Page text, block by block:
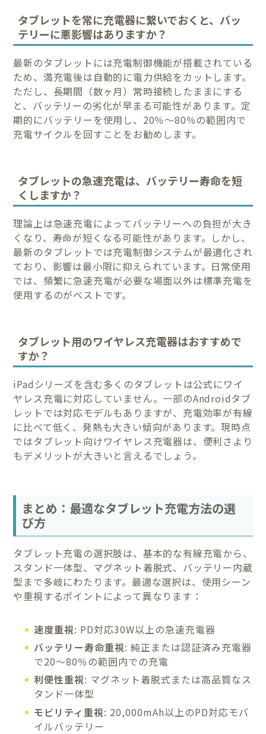
タブレットを常に充電器に繋いでおくと、バッ
テリーに悪影響はありますか？
最新のタブレットには充電制御機能が搭載されている
ため、満充電後は自動的に電力供給をカットします。
ただし、長期間（数ヶ月）常時接続したままにする
と、バッテリーの劣化が早まる可能性があります。定
期的にバッテリーを使用し、20％〜80％の範囲内で
充電サイクルを回すことをお勧めします。
タブレットの急速充電は、バッテリー寿命を短
くしますか？
理論上は急速充電によってバッテリーへの負担が大き
くなり、寿命が短くなる可能性があります。しかし、
最新のタブレットでは充電制御システムが最適化され
ており、影響は最小限に抑えられています。日常使用
では、頻繁に急速充電が必要な場面以外は標準充電を
使用するのがベストです。
タブレット用のワイヤレス充電器はおすすめで
すか？
iPadシリーズを含む多くのタブレットは公式にワイ
ヤレス充電に対応していません。一部のAndroidタブ
レットでは対応モデルもありますが、充電効率が有線
に比べて低く、発熱も大きい傾向があります。現時点
ではタブレット向けワイヤレス充電器は、便利さより
もデメリットが大きいと言えるでしょう。
まとめ：最適なタブレット充電方法の選
び方
タブレット充電の選択肢は、基本的な有線充電から、
スタンド一体型、マグネット着脱式、バッテリー内蔵
型まで多岐にわたります。最適な選択は、使用シーン
や重視するポイントによって異なります：
速度重視: PD対応30W以上の急速充電器
バッテリー寿命重視: 純正または認証済み充電器
で20〜80％の範囲内での充電
利便性重視: マグネット着脱式または高品質なス
タンド一体型
モビリティ重視: 20,000mAh以上のPD対応モバ
イルバッテリー